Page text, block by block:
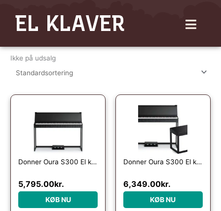
indholdetEL KLAVER
Ikke på udsalg
Donner Oura S300 El klaver – Sort
5,795.00kr.
KØB NU
Donner Oura S300 El klaver Bundle – Sort
6,349.00kr.
KØB NU